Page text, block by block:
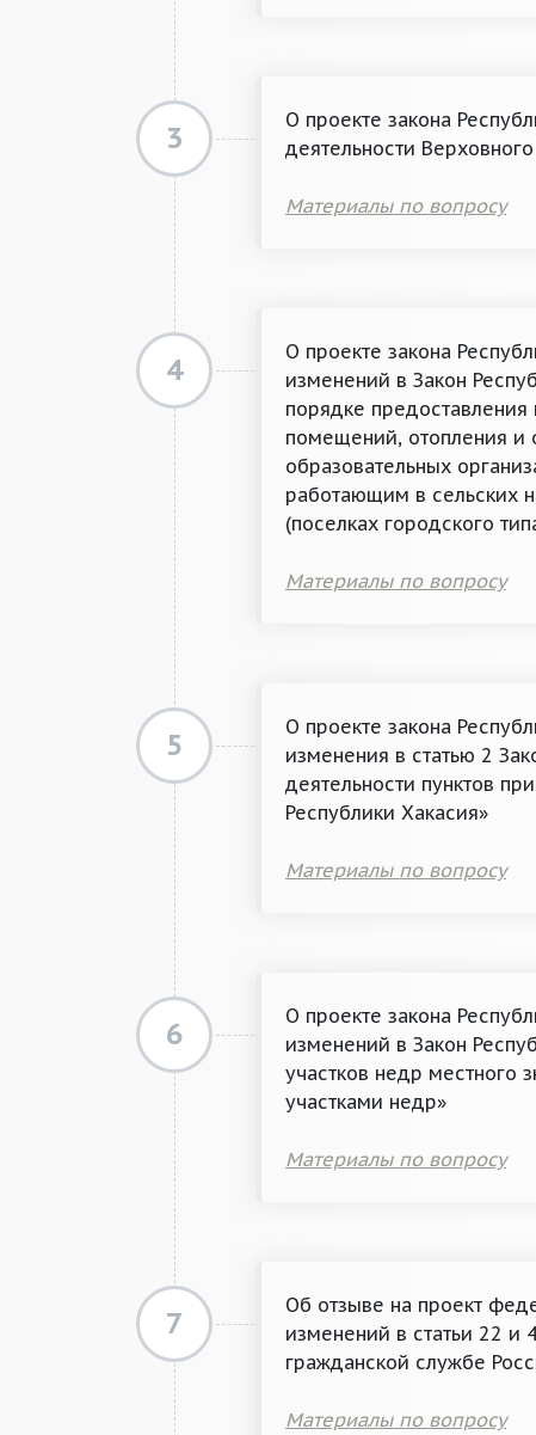
3
О проекте закона
деятельности
Материалы по вопросу
4
О проекте закона
изменений в Закон
порядке
помещений, отопления и
образовательных
работающим в сельских
(поселках городского
Материалы по вопросу
5
О проекте закона
изменения в статью 2
деятельности пунктов
Республики Хакасия»
Материалы по вопросу
6
О проекте закона
изменений в Закон
участков недр местного
участками недр»
Материалы по вопросу
7
Об отзыве на проект
изменений в статьи 22 и
гражданской службе
Материалы по вопросу